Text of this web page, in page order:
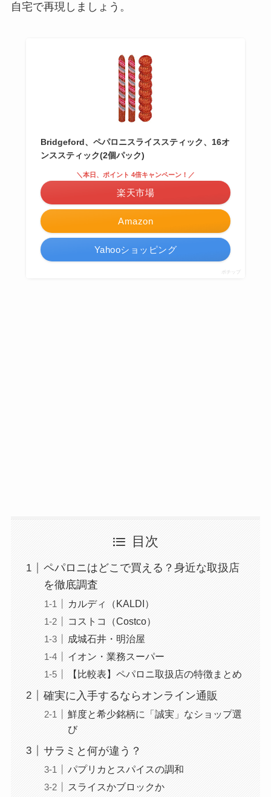
自宅で再現しましょう。
Bridgeford、ペパロニスライススティック、16オ
ンススティック(2個パック)
Amazon
＼本日、ポイント 4倍キャンペーン！／
楽天市場
Yahooショッピング
ポチップ
目次
ペパロニはどこで買える？身近な取扱店
を徹底調査
カルディ（KALDI）
コストコ（Costco）
成城石井・明治屋
イオン・業務スーパー
【比較表】ペパロニ取扱店の特徴まとめ
確実に入手するならオンライン通販
鮮度と希少銘柄に「誠実」なショップ選
び
サラミと何が違う？
パプリカとスパイスの調和
スライスかブロックか